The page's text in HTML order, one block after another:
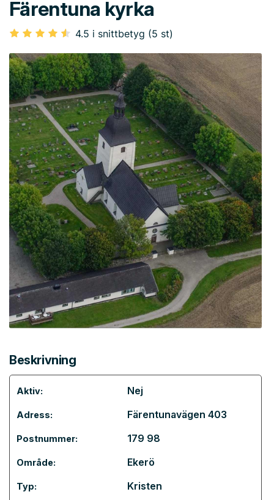
Färentuna kyrka
4.5 i snittbetyg (5 st)
Beskrivning
Aktiv: Nej
Adress: Färentunavägen 403
Postnummer: 179 98
Område: Ekerö
Typ: Kristen